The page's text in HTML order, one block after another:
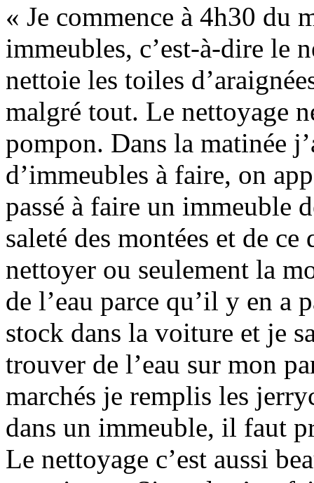
« Je commence à 4h30 du
immeubles, c’est-à-dire le
nettoie les toiles
malgré tout. Le nettoyage
pompon. Dans la matinée
d’immeubles à faire, on
passé à faire un immeuble
saleté des montées et de
nettoyer ou seulement la
de l’eau parce qu’il y en a
stock dans la voiture et je
trouver de l’eau sur mon
marchés je remplis les
dans un immeuble, il faut
Le nettoyage c’est aussi